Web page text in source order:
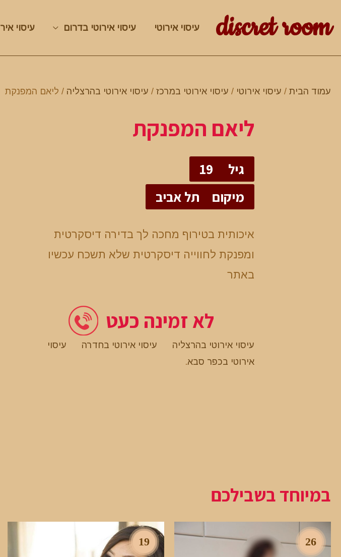
discret room עיסוי אירוטי עיסוי אירוטי בדרום עיסוי
עמוד הבית / עיסוי אירוטי / עיסוי אירוטי במרכז / עיסוי אירוטי בהרצליה / ליאם המפנקת
ליאם המפנקת
גיל
19
מיקום
תל אביב
איכותית בטירוף מחכה לך בדירה דיסקרטית
ומפנקת לחווייה דיסקרטית שלא תשכח עכשיו
באתר
לא זמינה כעט
עיסוי אירוטי בהרצליה עיסוי אירוטי בחדרה
עיסוי
אירוטי בכפר סבא.
במיוחד בשבילכם
26
19